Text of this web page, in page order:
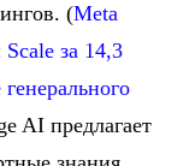
(Meta
за 14,3
AI предлагает